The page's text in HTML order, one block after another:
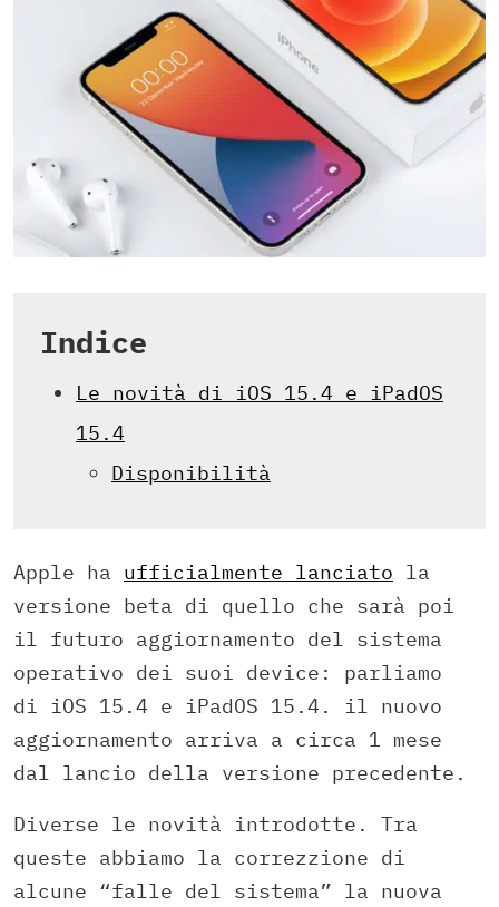
Indice
Le novità di iOS 15.4 e iPadOS
15.4
Disponibilità
Apple ha ufficialmente lanciato la
versione beta di quello che sarà poi
il futuro aggiornamento del sistema
operativo dei suoi device: parliamo
di iOS 15.4 e iPadOS 15.4. il nuovo
aggiornamento arriva a circa 1 mese
dal lancio della versione precedente.
Diverse le novità introdotte. Tra
queste abbiamo la correzzione di
alcune “falle del sistema” la nuova